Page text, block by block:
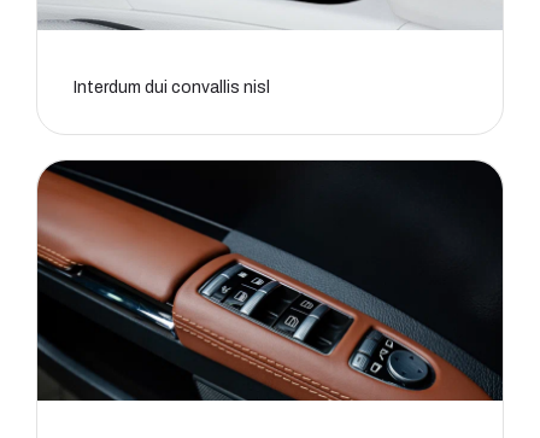
Interdum dui convallis nisl